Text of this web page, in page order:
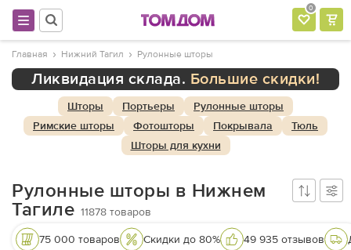
0
Главная Нижний Тагил Рулонные шторы
Ликвидация склада. Большие скидки!
Шторы Портьеры
Рулонные шторы
Римские шторы
Фотошторы Покрывала
Тюль
Шторы для кухни
Рулонные шторы в Нижнем
Тагиле 11878товаров
75 000 товаров Скидки до 80% 49 935 отзывов